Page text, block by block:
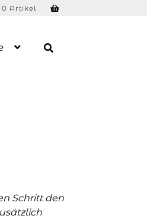
0 Artikel
Schritt den